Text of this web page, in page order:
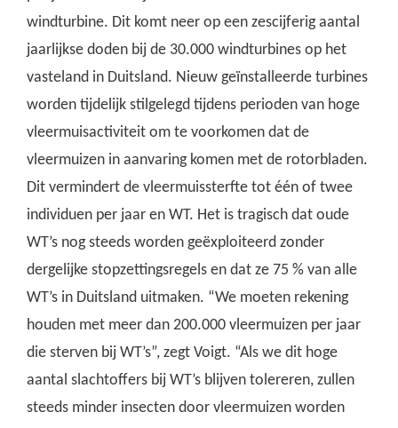
windturbine. Dit komt neer op een zescijferig aantal
jaarlijkse doden bij de 30.000 windturbines op het
vasteland in Duitsland. Nieuw geïnstalleerde turbines
worden tijdelijk stilgelegd tijdens perioden van hoge
vleermuisactiviteit om te voorkomen dat de
vleermuizen in aanvaring komen met de rotorbladen.
Dit vermindert de vleermuissterfte tot één of twee
individuen per jaar en WT. Het is tragisch dat oude
WT’s nog steeds worden geëxploiteerd zonder
dergelijke stopzettingsregels en dat ze 75 % van alle
WT’s in Duitsland uitmaken. “We moeten rekening
houden met meer dan 200.000 vleermuizen per jaar
die sterven bij WT’s”, zegt Voigt. “Als we dit hoge
aantal slachtoffers bij WT’s blijven tolereren, zullen
steeds minder insecten door vleermuizen worden